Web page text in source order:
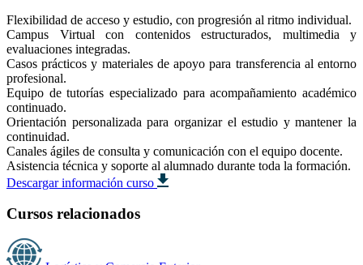
Flexibilidad de acceso y estudio, con progresión al ritmo individual.
Campus Virtual con contenidos estructurados, multimedia y
evaluaciones integradas.
Casos prácticos y materiales de apoyo para transferencia al entorno
profesional.
Equipo de tutorías especializado para acompañamiento académico
continuado.
Orientación personalizada para organizar el estudio y mantener la
continuidad.
Canales ágiles de consulta y comunicación con el equipo docente.
Asistencia técnica y soporte al alumnado durante toda la formación.
Descargar información curso
Cursos relacionados